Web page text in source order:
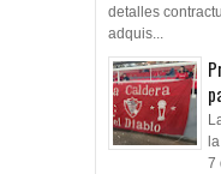
detalles
adquis...
7